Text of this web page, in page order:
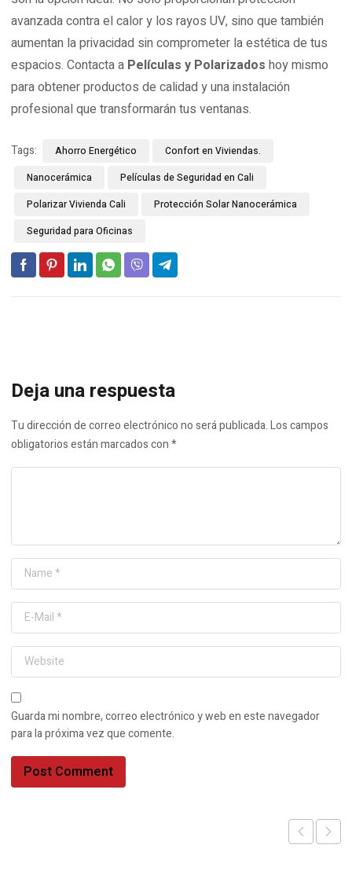
avanzada contra el calor y los rayos UV, sino que también
aumentan la privacidad sin comprometer la estética de tus
espacios. Contacta a Películas y Polarizados hoy mismo
para obtener productos de calidad y una instalación
profesional que transformarán tus ventanas.
Tags: Ahorro Energético
Confort en Viviendas.
Nanocerámica
Películas de Seguridad en Cali
Polarizar Vivienda Cali
Protección Solar Nanocerámica
Seguridad para Oficinas
Deja una respuesta
Tu dirección de correo electrónico no será publicada.Los campos
obligatorios están marcados con*
Guarda mi nombre, correo electrónico y web en este navegador
para la próxima vez que comente.